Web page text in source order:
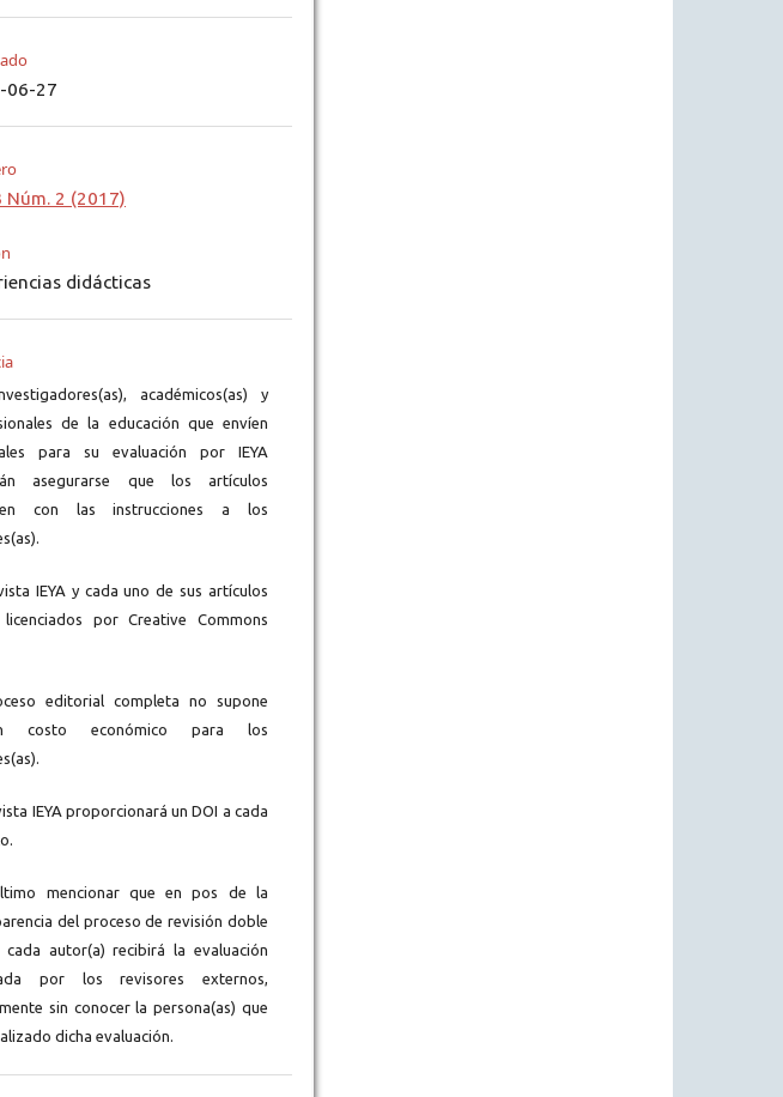
06-27
Núm. 2 (2017)
didácticas
académicos(as) y
de la educación que envíen
para su evaluación por IEYA
asegurarse que los artículos
con las instrucciones a los
IEYA y cada uno de sus artículos
por Creative Commons
editorial completa no supone
costo económico para los
IEYA proporcionará un DOI a cada
mencionar que en pos de la
del proceso de revisión doble
cada autor(a) recibirá la evaluación
por los revisores externos,
sin conocer la persona(as) que
dicha evaluación.